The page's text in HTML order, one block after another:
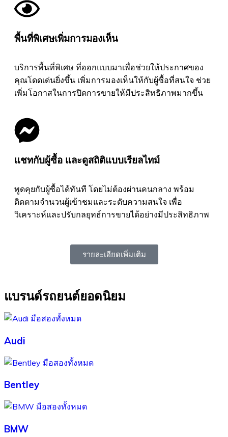
พื้นที่พิเศษเพิ่มการมองเห็น
บริการพื้นที่พิเศษ ที่ออกแบบมาเพื่อช่วยให้ประกาศของ
คุณโดดเด่นยิ่งขึ้น เพิ่มการมองเห็นให้กับผู้ซื้อที่สนใจ ช่วย
เพิ่มโอกาสในการปิดการขายให้มีประสิทธิภาพมากขึ้น
แชทกับผู้ซื้อ และดูสถิติแบบเรียลไทม์
พูดคุยกับผู้ซื้อได้ทันที โดยไม่ต้องผ่านคนกลาง พร้อม
ติดตามจำนวนผู้เข้าชมและระดับความสนใจ เพื่อ
วิเคราะห์และปรับกลยุทธ์การขายได้อย่างมีประสิทธิภาพ
รายละเอียดเพิ่มเติม
แบรนด์รถยนต์ยอดนิยม
Audi
Bentley
BMW